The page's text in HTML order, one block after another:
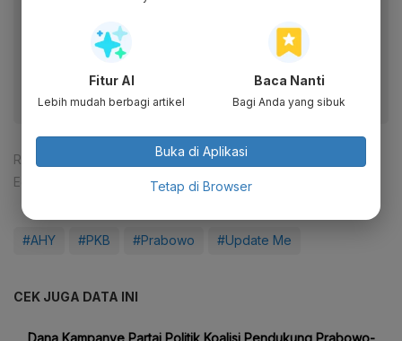
Dapatkan pengalaman membaca lebih nyaman dan nikmati
fitur menarik lainnya lewat aplikasi mobile Katadata.
Reporter:
Muhamad Fajar Riyandanu
Editor:
Ameidyo Daud Nasution
#AHY #PKB #Prabowo #Update Me
CEK JUGA DATA INI
Fitur AI
Lebih mudah berbagi artikel
Baca Nanti
Bagi Anda yang sibuk
Buka di Aplikasi
Tetap di Browser